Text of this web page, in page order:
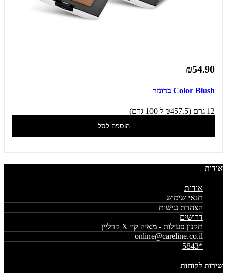
₪54.90
Color Blush ברונזר
12 גרם (₪457.5 ל 100 גרם)
הוספה לסל
אודות
אודות
תנאי שימוש
הצהרת נגישות
דרושים
תקנון פעילות - מאיה קיי X קרליין
online@careline.co.il
*5843
שירות לקוחות